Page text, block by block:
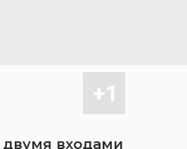
входами